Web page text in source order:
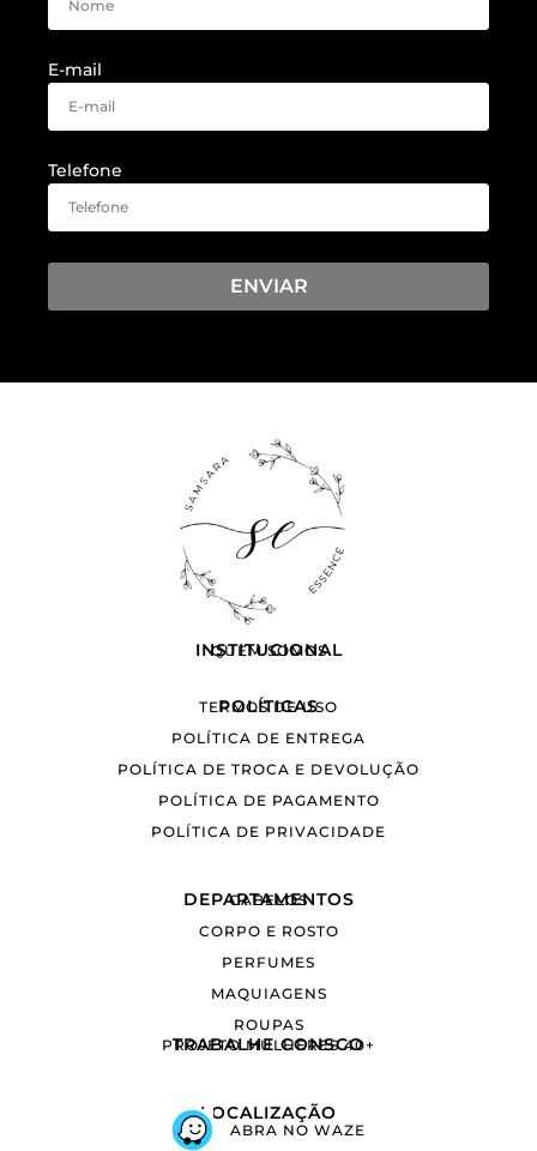
E-mail
Telefone
ENVIAR
INSTITUCIONAL
QUEM SOMOS
POLÍTICAS
TERMOS DE USO
POLÍTICA DE ENTREGA
POLÍTICA DE TROCA E DEVOLUÇÃO
POLÍTICA DE PAGAMENTO
POLÍTICA DE PRIVACIDADE
DEPARTAMENTOS
CABELOS
CORPO E ROSTO
PERFUMES
MAQUIAGENS
ROUPAS
TRABALHE CONSCO
PROJETO MULHERES 40+
LOCALIZAÇÃO
ABRA NO WAZE